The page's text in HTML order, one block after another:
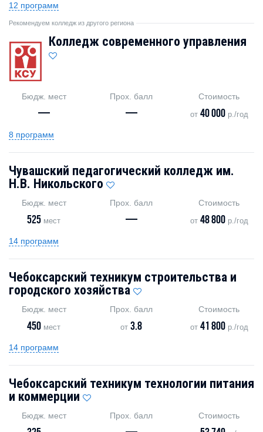
12 программ
Рекомендуем колледж из другого региона
Колледж современного управления
Бюдж. мест
—
Прох. балл
—
Стоимость
от 40 000р./год
8 программ
Чувашский педагогический колледж им.
Н.В. Никольского
Бюдж. мест
525 мест
Прох. балл
—
Стоимость
от 48 800р./год
14 программ
Чебоксарский техникум строительства и
городского хозяйства
Бюдж. мест
450 мест
Прох. балл
от3.8
Стоимость
от 41 800р./год
14 программ
Чебоксарский техникум технологии питания
и коммерции
Бюдж. мест Прох. балл Стоимость